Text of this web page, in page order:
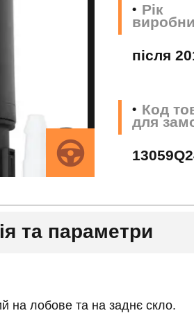
Рік
після
Код
для
та параметри
на лобове та на заднє скло.